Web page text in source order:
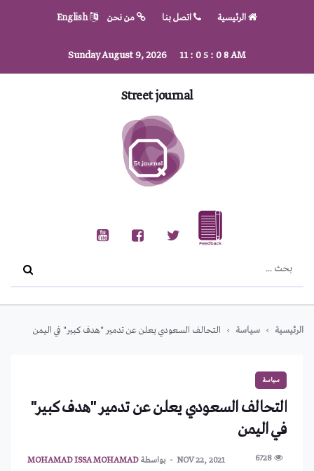
الرئيسية اتصل بنا من نحن English
Sunday August 9, 2026 11: 05: 09AM
Street journal
الرئيسية سياسة التحالف السعودي يعلن عن تدمير "هدف كبير" في اليمن
سياسة
التحالف السعودي يعلن عن تدمير "هدف كبير"
في اليمن
6728
NOV 22, 2021 بواسطةMOHAMAD ISSA MOHAMAD